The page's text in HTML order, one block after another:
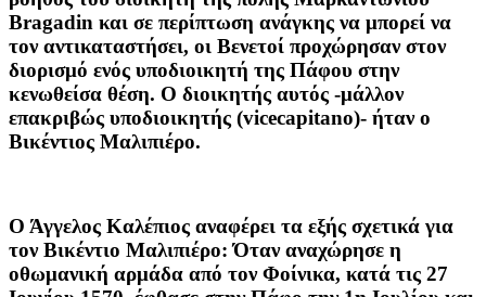
Bragadin και σε περίπτωση ανάγκης να μπορεί να
τον αντικαταστήσει, οι Βενετοί προχώρησαν στον
διορισμό ενός υποδιοικητή της Πάφου στην
κενωθείσα θέση. Ο διοικητής αυτός -μάλλον
επακριβώς υποδιοικητής (vicecapitano)- ήταν ο
Βικέντιος Μαλιπιέρο.
Ο Άγγελος Καλέπιος αναφέρει τα εξής σχετικά για
τον Βικέντιο Μαλιπιέρο: Όταν αναχώρησε η
οθωμανική αρμάδα από τον Φοίνικα, κατά τις 27